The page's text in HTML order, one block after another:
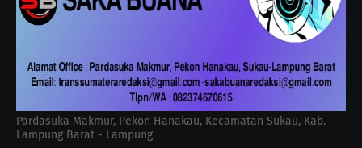
Pardasuka Makmur, Pekon Hanakau, Kecamatan Sukau, Kab.
Lampung Barat - Lampung